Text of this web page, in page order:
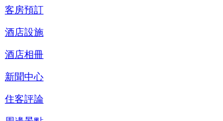
客房預訂
酒店設施
酒店相冊
新聞中心
住客評論